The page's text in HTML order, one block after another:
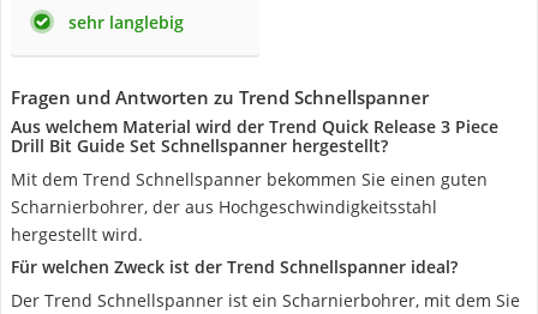
sehr langlebig
Fragen und Antworten zu Trend Schnellspanner
Aus welchem Material wird der Trend Quick Release 3 Piece
Drill Bit Guide Set Schnellspanner hergestellt?
Mit dem Trend Schnellspanner bekommen Sie einen guten
Scharnierbohrer, der aus Hochgeschwindigkeitsstahl
hergestellt wird.
Für welchen Zweck ist der Trend Schnellspanner ideal?
Der Trend Schnellspanner ist ein Scharnierbohrer, mit dem Sie